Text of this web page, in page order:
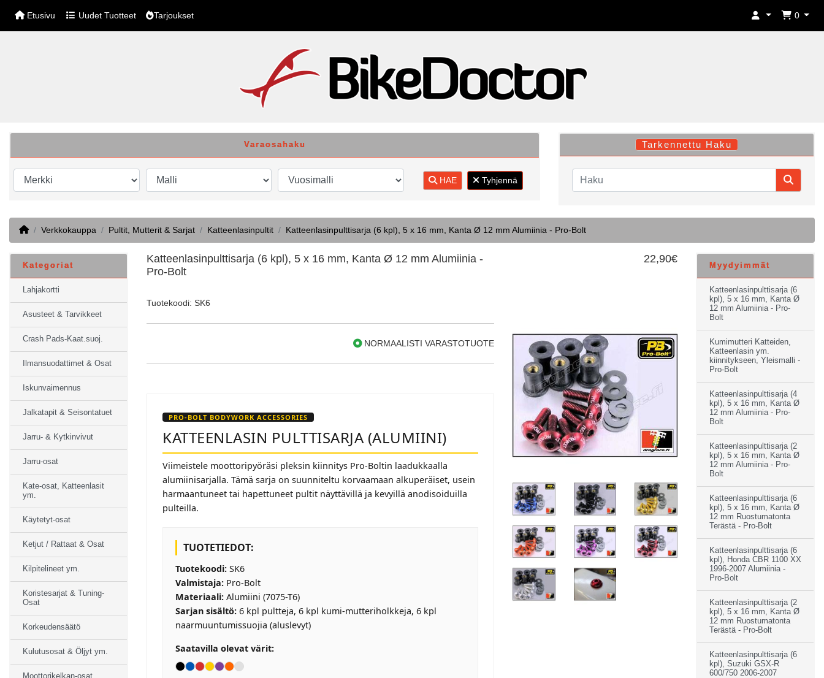
Etusivu Uudet Tuotteet Tarjoukset 0
Varaosahaku
HAE Tyhjennä
Tarkennettu Haku
HomeVerkkokauppa Pultit, Mutterit & Sarjat Katteenlasinpultit Katteenlasinpulttisarja (6 kpl), 5 x 16 mm, Kanta Ø 12 mm Alumiinia - Pro-Bolt
Katteenlasinpulttisarja (6 kpl), 5 x 16 mm, Kanta Ø 12 mm Alumiinia -
Pro-Bolt
22,90€
Tuotekoodi: SK6
NORMAALISTI VARASTOTUOTE
PRO-BOLT BODYWORK ACCESSORIES
KATTEENLASIN PULTTISARJA (ALUMIINI)
Viimeistele moottoripyöräsi pleksin kiinnitys Pro-Boltin laadukkaalla
alumiinisarjalla. Tämä sarja on suunniteltu korvaamaan alkuperäiset, usein
harmaantuneet tai hapettuneet pultit näyttävillä ja kevyillä anodisoiduilla
pulteilla.
TUOTETIEDOT:
Tuotekoodi: SK6
Valmistaja: Pro-Bolt
Materiaali: Alumiini (7075-T6)
Sarjan sisältö: 6 kpl pultteja, 6 kpl kumi-mutteriholkkeja, 6 kpl
naarmuuntumissuojia (aluslevyt)
Saatavilla olevat värit:
Kategoriat
Lahjakortti
Asusteet & Tarvikkeet
Crash Pads-Kaat.suoj.
Ilmansuodattimet & Osat
Iskunvaimennus
Jalkatapit & Seisontatuet
Jarru- & Kytkinvivut
Jarru-osat
Kate-osat, Katteenlasit
ym.
Käytetyt-osat
Ketjut / Rattaat & Osat
Kilpitelineet ym.
Koristesarjat & Tuning-
Osat
Korkeudensäätö
Kulutusosat & Öljyt ym.
Moottorikelkan-osat
Myydyimmät
Katteenlasinpulttisarja (6
kpl), 5 x 16 mm, Kanta Ø
12 mm Alumiinia - Pro-
Bolt
Kumimutteri Katteiden,
Katteenlasin ym.
kiinnitykseen, Yleismalli -
Pro-Bolt
Katteenlasinpulttisarja (4
kpl), 5 x 16 mm, Kanta Ø
12 mm Alumiinia - Pro-
Bolt
Katteenlasinpulttisarja (2
kpl), 5 x 16 mm, Kanta Ø
12 mm Alumiinia - Pro-
Bolt
Katteenlasinpulttisarja (6
kpl), 5 x 16 mm, Kanta Ø
12 mm Ruostumatonta
Terästä - Pro-Bolt
Katteenlasinpulttisarja (6
kpl), Honda CBR 1100 XX
1996-2007 Alumiinia -
Pro-Bolt
Katteenlasinpulttisarja (2
kpl), 5 x 16 mm, Kanta Ø
12 mm Ruostumatonta
Terästä - Pro-Bolt
Katteenlasinpulttisarja (6
kpl), Suzuki GSX-R
600/750 2006-2007